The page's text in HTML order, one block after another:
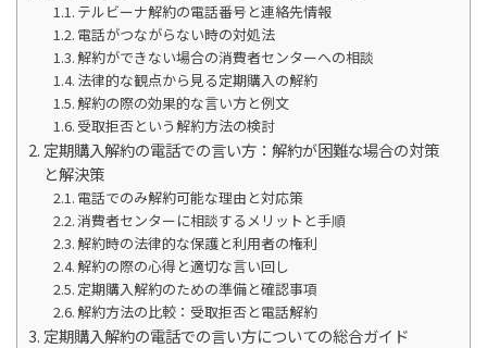
テルビーナ解約の電話番号と連絡先情報
電話がつながらない時の対処法
解約ができない場合の消費者センターへの相談
法律的な観点から見る定期購入の解約
解約の際の効果的な言い方と例文
受取拒否という解約方法の検討
定期購入解約の電話での言い方：解約が困難な場合の対策
と解決策
電話でのみ解約可能な理由と対応策
消費者センターに相談するメリットと手順
解約時の法律的な保護と利用者の権利
解約の際の心得と適切な言い回し
定期購入解約のための準備と確認事項
解約方法の比較：受取拒否と電話解約
定期購入解約の電話での言い方についての総合ガイド